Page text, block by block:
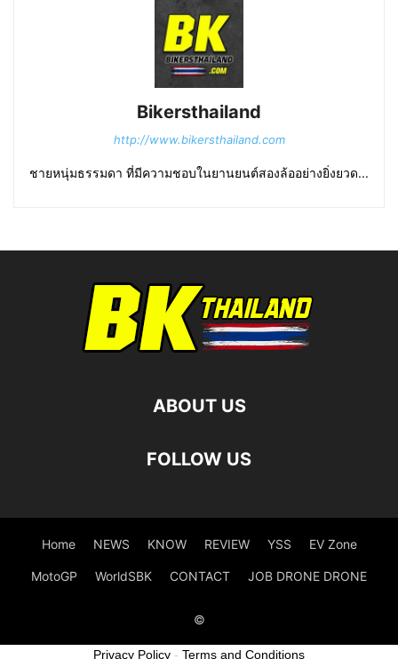
Bikersthailand
http://www.bikersthailand.com
ชายหนุ่มธรรมดา ที่มีความชอบในยานยนต์สองล้ออย่างยิ่งยวด...
ABOUT US
FOLLOW US
Home NEWS KNOW REVIEW YSS EV Zone
MotoGP WorldSBK CONTACT JOB DRONE DRONE
©
Privacy Policy - Terms and Conditions